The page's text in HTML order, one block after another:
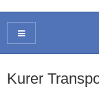
Kurer